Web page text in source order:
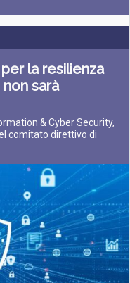
la resilienza
non sarà
& Cyber Security,
comitato direttivo di